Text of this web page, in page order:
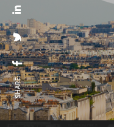
SHARE: